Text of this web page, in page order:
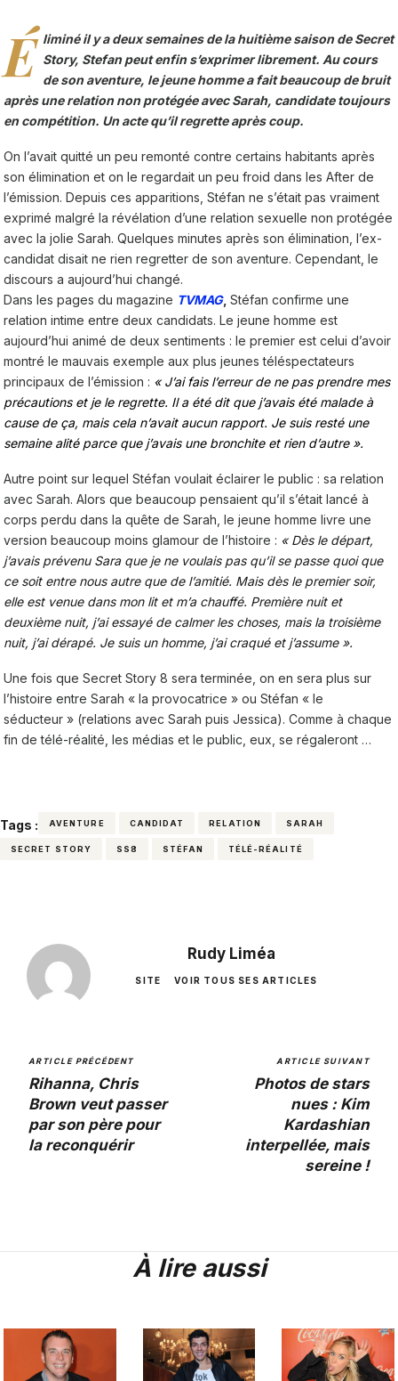
É liminé il y a deux semaines de la huitième saison de Secret
Story, Stefan peut enfin s’exprimer librement. Au cours
de son aventure, le jeune homme a fait beaucoup de bruit
après une relation non protégée avec Sarah, candidate toujours
en compétition. Un acte qu’il regrette après coup.
On l’avait quitté un peu remonté contre certains habitants après
son élimination et on le regardait un peu froid dans les After de
l’émission. Depuis ces apparitions, Stéfan ne s’était pas vraiment
exprimé malgré la révélation d’une relation sexuelle non protégée
avec la jolie Sarah. Quelques minutes après son élimination, l’ex-
candidat disait ne rien regretter de son aventure. Cependant, le
discours a aujourd’hui changé.
Dans les pages du magazine TVMAG, Stéfan confirme une
relation intime entre deux candidats. Le jeune homme est
aujourd’hui animé de deux sentiments : le premier est celui d’avoir
montré le mauvais exemple aux plus jeunes téléspectateurs
principaux de l’émission : « J’ai fais l’erreur de ne pas prendre mes
précautions et je le regrette. Il a été dit que j’avais été malade à
cause de ça, mais cela n’avait aucun rapport. Je suis resté une
semaine alité parce que j’avais une bronchite et rien d’autre ».
Autre point sur lequel Stéfan voulait éclairer le public : sa relation
avec Sarah. Alors que beaucoup pensaient qu’il s’était lancé à
corps perdu dans la quête de Sarah, le jeune homme livre une
version beaucoup moins glamour de l’histoire : « Dès le départ,
j’avais prévenu Sara que je ne voulais pas qu’il se passe quoi que
ce soit entre nous autre que de l’amitié. Mais dès le premier soir,
elle est venue dans mon lit et m’a chauffé. Première nuit et
deuxième nuit, j’ai essayé de calmer les choses, mais la troisième
nuit, j’ai dérapé. Je suis un homme, j’ai craqué et j’assume ».
Une fois que Secret Story 8 sera terminée, on en sera plus sur
l’histoire entre Sarah « la provocatrice » ou Stéfan « le
séducteur » (relations avec Sarah puis Jessica). Comme à chaque
fin de télé-réalité, les médias et le public, eux, se régaleront …
Tags : AVENTURE CANDIDAT RELATION SARAH
SECRET STORY SS8 STÉFAN TÉLÉ-RÉALITÉ
Rudy Liméa
SITE VOIR TOUS SES ARTICLES
ARTICLE PRÉCÉDENT
Rihanna, Chris
Brown veut passer
par son père pour
la reconquérir
ARTICLE SUIVANT
Photos de stars
nues : Kim
Kardashian
interpellée, mais
sereine !
À lire aussi